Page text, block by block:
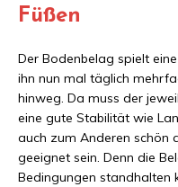
Füßen
Der Bodenbelag spielt
ihn nun mal täglich
hinweg. Da muss der
eine gute Stabilität wie
auch zum Anderen schön
geeignet sein. Denn die
Bedingungen standhalten